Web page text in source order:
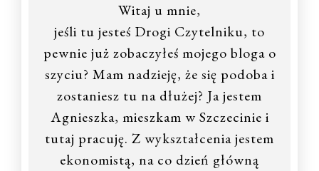
Witaj u mnie,
jeśli tu jesteś Drogi Czytelniku, to
pewnie już zobaczyłeś mojego bloga o
szyciu? Mam nadzieję, że się podoba i
zostaniesz tu na dłużej? Ja jestem
Agnieszka, mieszkam w Szczecinie i
tutaj pracuję. Z wykształcenia jestem
ekonomistą, na co dzień główną